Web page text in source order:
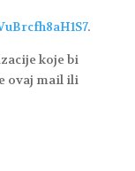
.
koje bi
ovaj mail ili